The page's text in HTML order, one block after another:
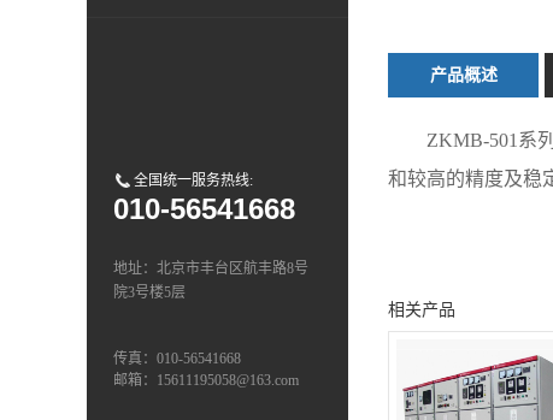
全国统一服务热线:
010-56541668
地址：北京市丰台区航丰路8号
院3号楼5层
传真：010-56541668
邮箱：15611195058@163.com
产品概述
ZKMB-501系
和较高的精度及稳
相关产品